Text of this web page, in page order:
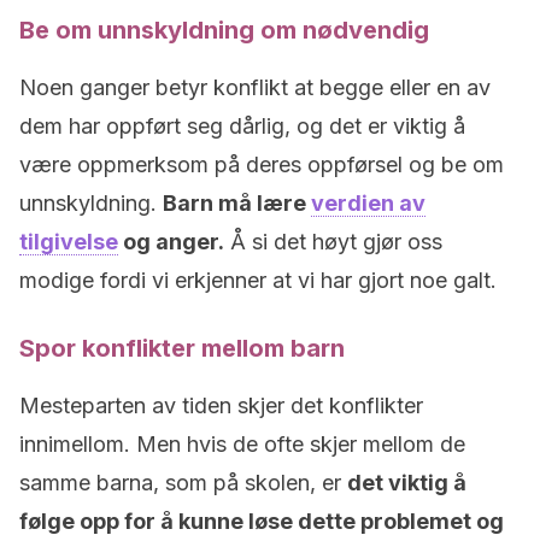
Be om unnskyldning om nødvendig
Noen ganger betyr konflikt at begge eller en av
dem har oppført seg dårlig, og det er viktig å
være oppmerksom på deres oppførsel og be om
unnskyldning. Barn må læreverdien av
tilgivelse og anger. Å si det høyt gjør oss
modige fordi vi erkjenner at vi har gjort noe galt.
Spor konflikter mellom barn
Mesteparten av tiden skjer det konflikter
innimellom. Men hvis de ofte skjer mellom de
samme barna, som på skolen, er det viktig å
følge opp for å kunne løse dette problemet og